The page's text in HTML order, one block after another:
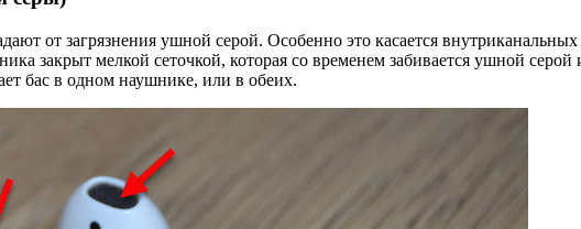
от загрязнения ушной серой. Особенно это касается внутриканальных
закрыт мелкой сеточкой, которая со временем забивается ушной серой
бас в одном наушнике, или в обеих.